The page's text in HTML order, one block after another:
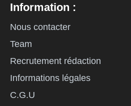
Information :
Nous contacter
Team
Recrutement rédaction
Informations légales
C.G.U